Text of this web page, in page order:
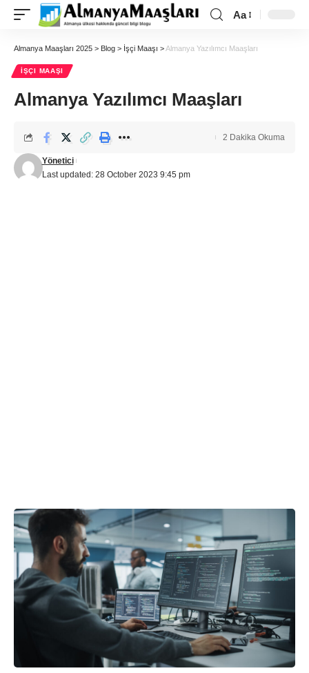
Aa
Almanya Maaşları 2025 > Blog > İşçi Maaşı >Almanya Yazılımcı Maaşları
İŞÇI MAAŞI
Almanya Yazılımcı Maaşları
Last updated: 28 October 2023 9:45 pm
Yönetici
2 Dakika Okuma